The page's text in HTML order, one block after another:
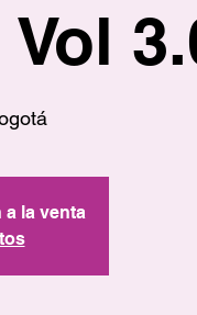
Vol
a la venta